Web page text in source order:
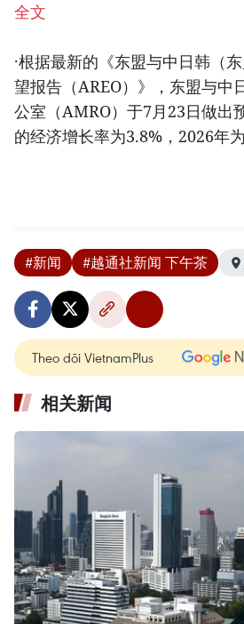
全文
·根据最新的《东盟与中日韩（
望报告（AREO）》，东盟与中
公室（AMRO）于7月23日做出
的经济增长率为3.8%，2026年
#新闻 #越通社新闻 下午茶
Theo dõi VietnamPlus
相关新闻